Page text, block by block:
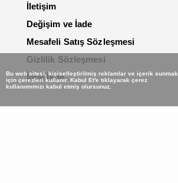
Bu web sitesi, kişiselleştirilmiş reklamlar ve içerik sunmak
için çerezleri kullanır. Kabul Et'e tıklayarak çerez
kullanımımızı kabul etmiş olursunuz.
İletişim
Değişim ve İade
Mesafeli Satış Sözleşmesi
Gizlilik Sözleşmesi
İptal İade